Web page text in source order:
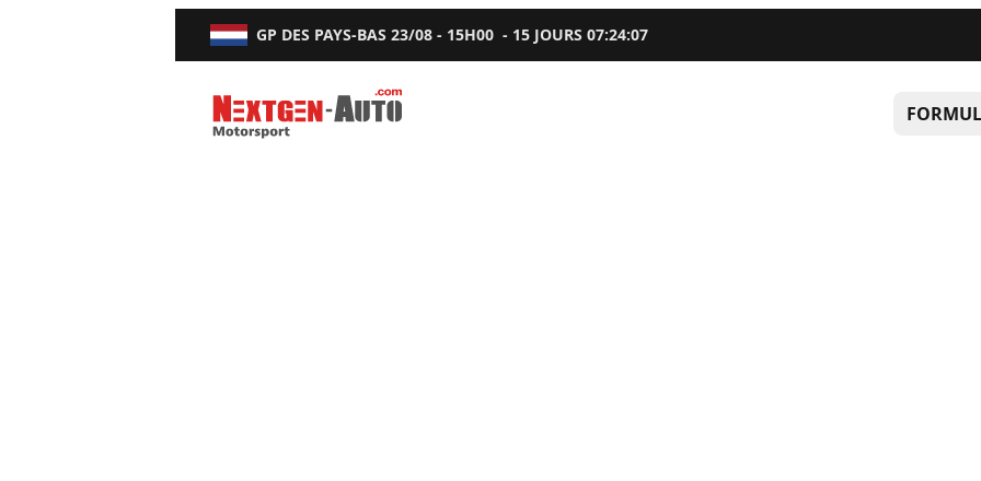
GP DES PAYS-BAS 23/08 - 15H00 - 15 JOURS07:24:05
Nextgen-Auto.com